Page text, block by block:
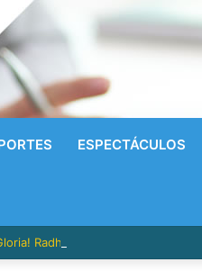
ESPECTÁCULOS
Radhames Tavarez y la